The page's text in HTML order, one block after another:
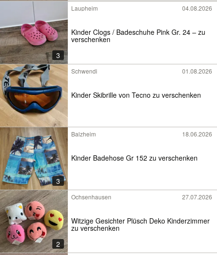
3
Laupheim 04.08.2026
Kinder Clogs / Badeschuhe Pink Gr. 24 – zu
verschenken
Schwendi 01.08.2026
Kinder Skibrille von Tecno zu verschenken
3
Balzheim 18.06.2026
Kinder Badehose Gr 152 zu verschenken
2
Ochsenhausen 27.07.2026
Witzige Gesichter Plüsch Deko Kinderzimmer
zu verschenken